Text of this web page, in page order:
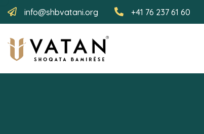
info@shbvatani.org +41 76 237 61 60